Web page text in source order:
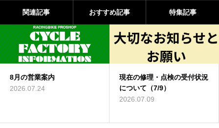
関連記事 おすすめ記事 特集記事
現在の修理・点検の受付状況
7/25-26 サマーツー
催